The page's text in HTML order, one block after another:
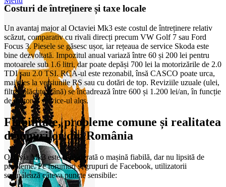
Costuri de întreținere și taxe locale
Un avantaj major al Octaviei Mk3 este costul de întreținere relativ
scăzut, comparativ cu rivali direcți precum VW Golf 7 sau Ford
Focus 3. Piesele se găsesc ușor, iar rețeaua de service Skoda este
bine dezvoltată. Impozitul anual variază între 60 și 200 lei pentru
motoarele sub 1.6 litri, dar poate depăși 700 lei la motorizările de 2.0
TDI sau 2.0 TSI. RCA-ul este rezonabil, însă CASCO poate urca,
mai ales la versiunile RS sau cu dotări de top. Reviziile uzuale (ulei,
filtre, plăcuțe frână) se încadrează între 600 și 1.200 lei/an, în funcție
de motor și service-ul ales.
Fiabilitate, probleme comune și realitatea
drumurilor din România
Octavia Mk3 este considerată o mașină fiabilă, dar nu lipsită de
probleme. Pe forumuri și grupuri de Facebook, utilizatorii
semnalează câteva puncte sensibile: